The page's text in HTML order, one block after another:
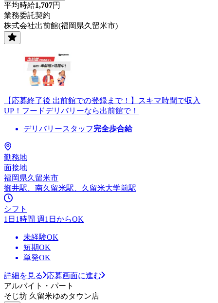
平均時給1,707円
業務委託契約
株式会社出前館(福岡県久留米市)
【応募終了後 出前館での登録まで！】スキマ時間で収入
UP！フードデリバリーなら出前館で！
デリバリースタッフ完全歩合給
勤務地
面接地
福岡県久留米市
御井駅、南久留米駅、久留米大学前駅
シフト
1日1時間 週1日からOK
未経験OK
短期OK
単発OK
詳細を見る
応募画面に進む
アルバイト・パート
そじ坊 久留米ゆめタウン店